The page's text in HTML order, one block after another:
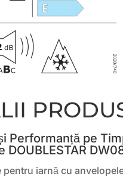
Performanță pe
DOUBLESTAR
pentru iarnă cu